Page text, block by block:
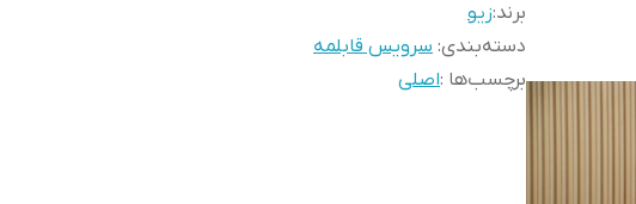
برند:زیو
دسته‌بندی: سرویس قابلمه
برچسب‌ها :اصلی